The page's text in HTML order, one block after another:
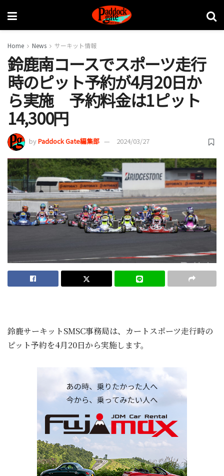
Home News サーキット情報
鈴鹿南コースでスポーツ走行
時のピット予約が4月20日か
ら実施 予約料金は1ピット
14,300円
byPaddock Gate編集部 2024/03/27
鈴鹿サーキットSMSC事務局は、カートスポーツ走行時の
ピット予約を4月20日から実施します。